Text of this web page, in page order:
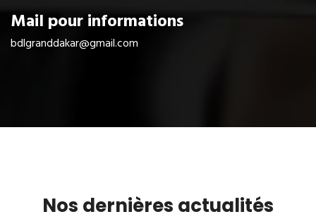
Mail pour informations
bdlgranddakar@gmail.com
Nos dernières actualités